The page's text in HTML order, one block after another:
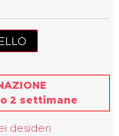
2 settimane
desideri